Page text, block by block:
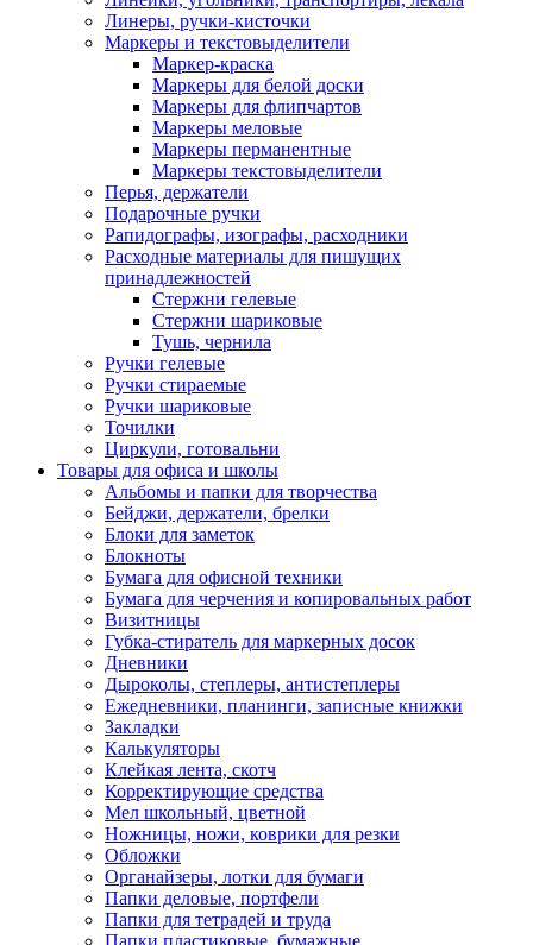
Линеры, ручки-кисточки
Маркеры и текстовыделители
Маркер-краска
Маркеры для белой доски
Маркеры для флипчартов
Маркеры меловые
Маркеры перманентные
Маркеры текстовыделители
Перья, держатели
Подарочные ручки
Рапидографы, изографы, расходники
Расходные материалы для пишущих
принадлежностей
Стержни гелевые
Стержни шариковые
Тушь, чернила
Ручки гелевые
Ручки стираемые
Ручки шариковые
Точилки
Циркули, готовальни
Товары для офиса и школы
Альбомы и папки для творчества
Бейджи, держатели, брелки
Блоки для заметок
Блокноты
Бумага для офисной техники
Бумага для черчения и копировальных работ
Визитницы
Губка-стиратель для маркерных досок
Дневники
Дыроколы, степлеры, антистеплеры
Ежедневники, планинги, записные книжки
Закладки
Калькуляторы
Клейкая лента, скотч
Корректирующие средства
Мел школьный, цветной
Ножницы, ножи, коврики для резки
Обложки
Органайзеры, лотки для бумаги
Папки деловые, портфели
Папки для тетрадей и труда
Папки пластиковые, бумажные